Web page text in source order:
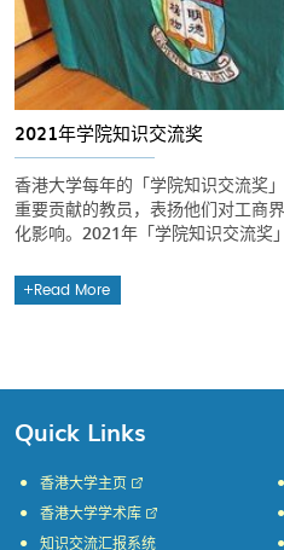
2021年学院知识交流奖
香港大学每年的「学院知识交流奖
重要贡献的教员，表扬他们对工商
化影响。2021年「学院知识交流奖
Read More
Quick Links
香港大学主页
香港大学学术库
知识交流汇报系统